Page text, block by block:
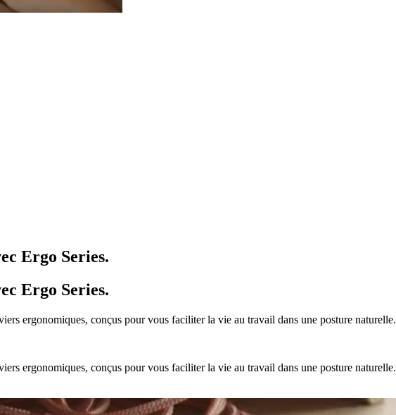
Ergo Series.
Ergo Series.
ergonomiques, conçus pour vous faciliter la vie au travail dans une posture naturelle.
ergonomiques, conçus pour vous faciliter la vie au travail dans une posture naturelle.